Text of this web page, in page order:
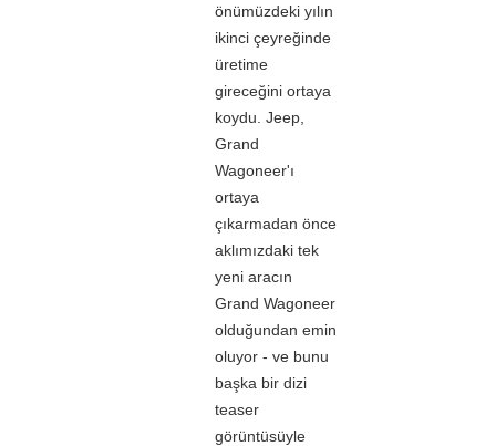
önümüzdeki yılın
ikinci çeyreğinde
üretime
gireceğini ortaya
koydu. Jeep,
Grand
Wagoneer'ı
ortaya
çıkarmadan önce
aklımızdaki tek
yeni aracın
Grand Wagoneer
olduğundan emin
oluyor - ve bunu
başka bir dizi
teaser
görüntüsüyle